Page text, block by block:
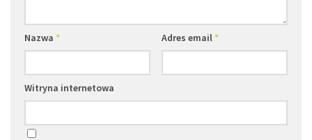
Nazwa * Adres email*
Witryna internetowa